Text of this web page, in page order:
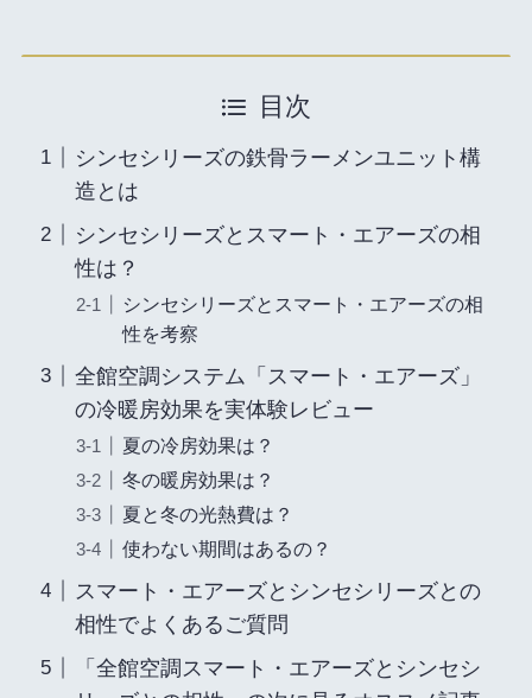
目次
シンセシリーズの鉄骨ラーメンユニット構
造とは
シンセシリーズとスマート・エアーズの相
性は？
シンセシリーズとスマート・エアーズの相
性を考察
全館空調システム「スマート・エアーズ」
の冷暖房効果を実体験レビュー
夏の冷房効果は？
冬の暖房効果は？
夏と冬の光熱費は？
使わない期間はあるの？
スマート・エアーズとシンセシリーズとの
相性でよくあるご質問
「全館空調スマート・エアーズとシンセシ